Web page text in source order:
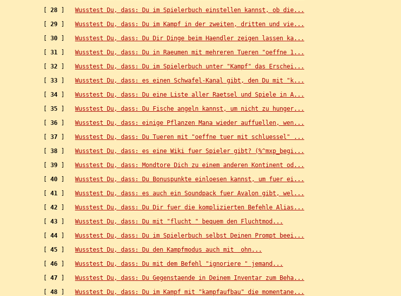
28 ] Wusstest Du, dass: Du im Spielerbuch einstellen kannst, ob die...
29 ] Wusstest Du, dass: Du im Kampf in der zweiten, dritten und vie...
30 ] Wusstest Du, dass: Du Dir Dinge beim Haendler zeigen lassen ka...
31 ] Wusstest Du, dass: Du in Raeumen mit mehreren Tueren "oeffne 1...
32 ] Wusstest Du, dass: Du im Spielerbuch unter "Kampf" das Erschei...
33 ] Wusstest Du, dass: es einen Schwafel-Kanal gibt, den Du mit "k...
34 ] Wusstest Du, dass: Du eine Liste aller Raetsel und Spiele in A...
35 ] Wusstest Du, dass: Du Fische angeln kannst, um nicht zu hunger...
36 ] Wusstest Du, dass: einige Pflanzen Mana wieder auffuellen, wen...
37 ] Wusstest Du, dass: Du Tueren mit "oeffne tuer mit schluessel" ...
38 ] Wusstest Du, dass: es eine Wiki fuer Spieler gibt? (%^mxp_begi...
39 ] Wusstest Du, dass: Mondtore Dich zu einem anderen Kontinent od...
40 ] Wusstest Du, dass: Du Bonuspunkte einloesen kannst, um fuer ei...
41 ] Wusstest Du, dass: es auch ein Soundpack fuer Avalon gibt, wel...
42 ] Wusstest Du, dass: Du Dir fuer die komplizierten Befehle Alias...
43 ] Wusstest Du, dass: Du mit "flucht
" bequem den Fluchtmod...
44 ] Wusstest Du, dass: Du im Spielerbuch selbst Deinen Prompt beei...
45 ] Wusstest Du, dass: Du den Kampfmodus auch mit
ohn...
46 ] Wusstest Du, dass: Du mit dem Befehl "ignoriere
" jemand...
47 ] Wusstest Du, dass: Du Gegenstaende in Deinem Inventar zum Beha...
48 ] Wusstest Du, dass: Du im Kampf mit "kampfaufbau" die momentane...